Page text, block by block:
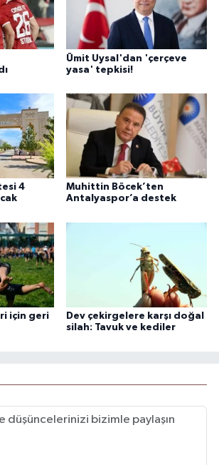
Ümit Uysal'dan 'çerçeve
yasa' tepkisi!
4
Muhittin Böcek’ten
Antalyaspor’a destek
için geri
Dev çekirgelere karşı doğal
silah: Tavuk ve kediler